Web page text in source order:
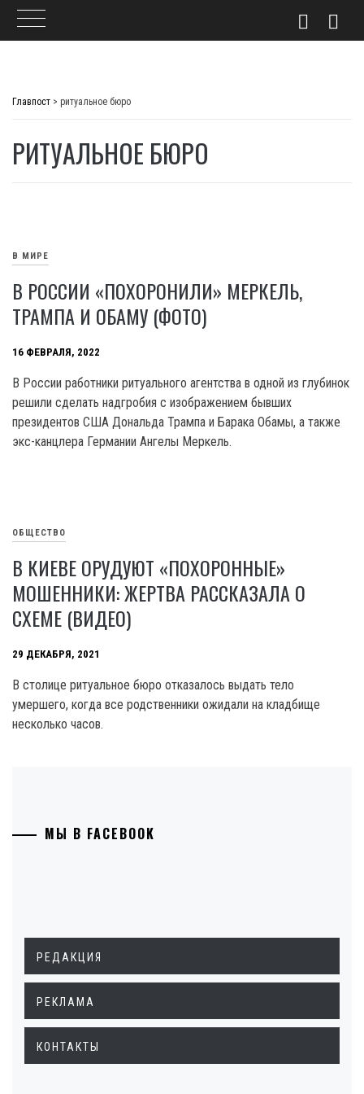
Главпост > ритуальное бюро
РИТУАЛЬНОЕ БЮРО
В МИРЕ
В РОССИИ «ПОХОРОНИЛИ» МЕРКЕЛЬ,
ТРАМПА И ОБАМУ (ФОТО)
16 ФЕВРАЛЯ, 2022
В России работники ритуального агентства в одной из глубинок
решили сделать надгробия с изображением бывших
президентов США Дональда Трампа и Барака Обамы, а также
экс-канцлера Германии Ангелы Меркель.
ОБЩЕСТВО
В КИЕВЕ ОРУДУЮТ «ПОХОРОННЫЕ»
МОШЕННИКИ: ЖЕРТВА РАССКАЗАЛА О
СХЕМЕ (ВИДЕО)
29 ДЕКАБРЯ, 2021
В столице ритуальное бюро отказалось выдать тело
умершего, когда все родственники ожидали на кладбище
несколько часов.
МЫ В FACEBOOK
РЕДАКЦИЯ
РЕКЛАМА
КОНТАКТЫ